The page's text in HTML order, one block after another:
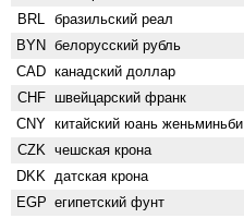
BRL бразильский реал
BYN белорусский рубль
CAD канадский доллар
CHF швейцарский франк
CNY китайский юань женьминьби
CZK чешская крона
DKK датская крона
EGP египетский фунт